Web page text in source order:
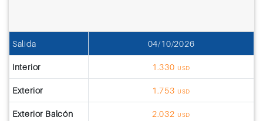
Salida 04/10/2026
Interior 1.330 USD
Exterior 1.753 USD
Exterior Balcón 2.032 USD